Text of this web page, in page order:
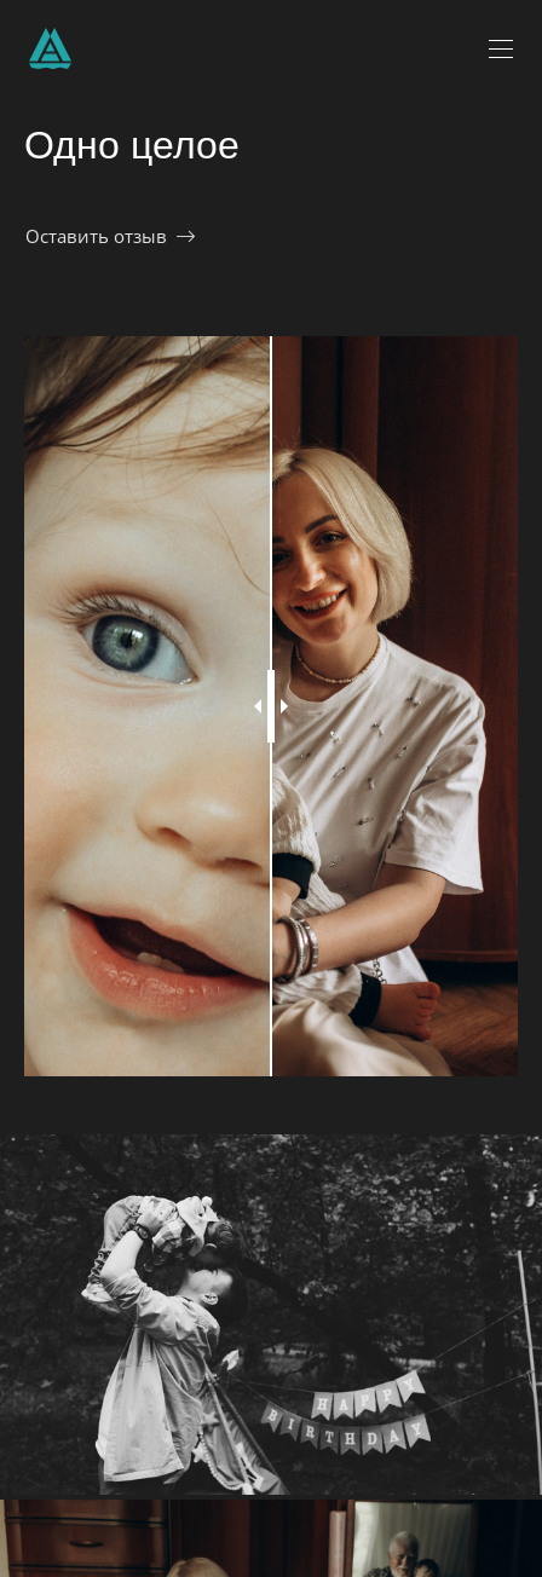
Одно целое
Оставить отзыв